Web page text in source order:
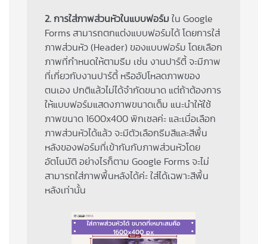
2. การใส่ภาพส่วนหัวในแบบฟอร์ม ใน Google
Forms สามารถตกแต่งแบบฟอร์มได้ โดยการใส่
ภาพส่วนหัว (Header) ของแบบฟอร์ม โดยเลือก
ภาพที่กำหนดให้ตามธีม เช่น งานปาร์ตี้ จะมีภาพ
ที่เกี่ยวกับงานปาร์ตี้ หรืออัปโหลดภาพของ
ตนเอง ปกติแล้วไม่ได้จำกัดขนาด แต่ถ้าต้องการ
ให้แบบฟอร์มแสดงภาพขนาดเต็ม แนะนำให้ใช้
ภาพขนาด 1600x400 พิกเซลค่ะ และเมื่อเลือก
ภาพส่วนหัวได้แล้ว จะมีตัวเลือกธีมสีและสีพื้น
หลังของฟอร์มที่เข้ากันกับภาพส่วนหัวโดย
อัตโนมัติ อย่างไรก็ตาม Google Forms จะไม่
สามารถใส่ภาพพื้นหลังได้ค่ะ ใส่ได้เฉพาะสีพื้น
หลังเท่านั้น